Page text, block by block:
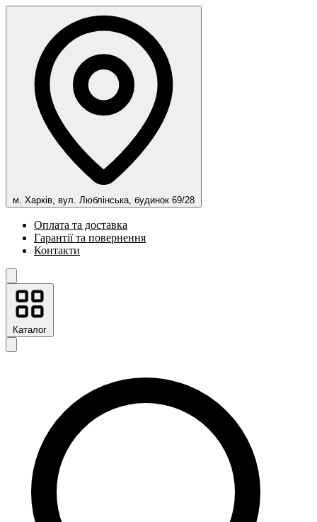
м. Харків, вул. Люблінська, будинок 69/28
Оплата та доставка
Гарантії та повернення
Контакти
Каталог